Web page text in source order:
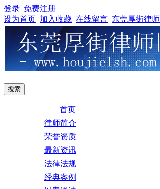
登录| 免费注册
设为首页 |加入收藏 |在线留言 |东莞厚街律师
首页
律师简介
荣誉资质
最新资讯
法律法规
经典案例